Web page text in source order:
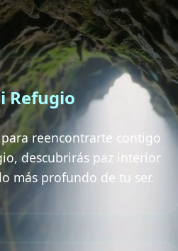
Refugio
reencontrarte contigo
descubrirás paz interior
más profundo de tu ser.